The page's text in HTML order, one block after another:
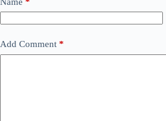
Add Comment *